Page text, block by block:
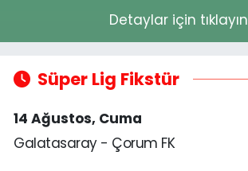
Detaylar için tıklayın
Süper Lig Fikstür
14 Ağustos, Cuma
Galatasaray - Çorum FK